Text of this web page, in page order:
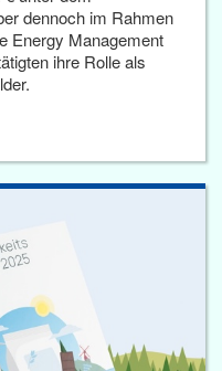
dennoch im Rahmen
Energy Management
ihre Rolle als